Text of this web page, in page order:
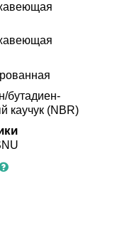
бутадиен-
каучук (NBR)